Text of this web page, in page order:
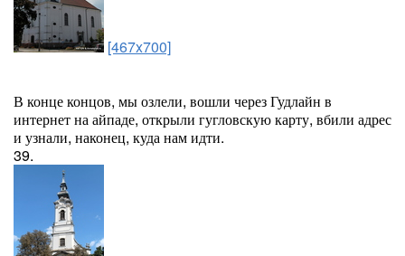
[467x700]
В конце концов, мы озлели, вошли через Гудлайн в
интернет на айпаде, открыли гугловскую карту, вбили адрес
и узнали, наконец, куда нам идти.
39.